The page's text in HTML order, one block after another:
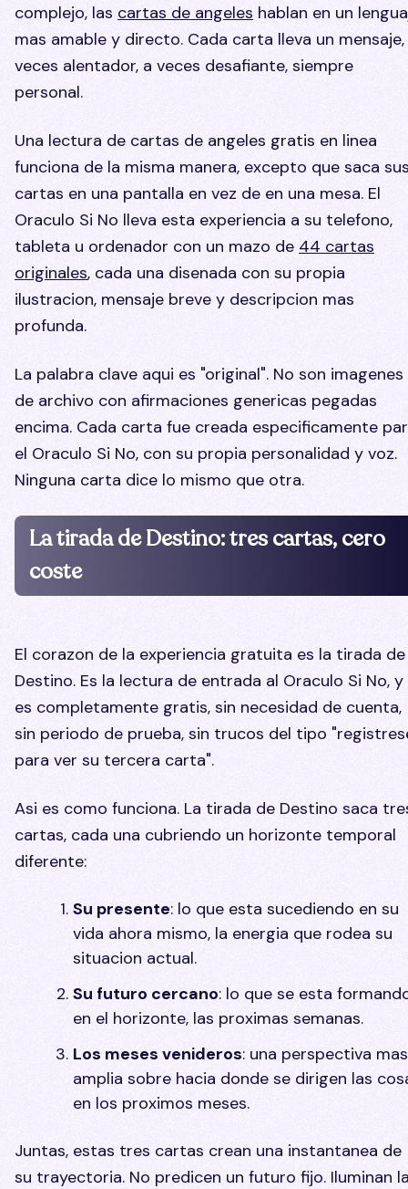
complejo, las cartas de angeles hablan en un
mas amable y directo. Cada carta lleva un mensaje,
veces alentador, a veces desafiante, siempre
personal.
Una lectura de cartas de angeles gratis en linea
funciona de la misma manera, excepto que saca
cartas en una pantalla en vez de en una mesa. El
Oraculo Si No lleva esta experiencia a su telefono,
tableta u ordenador con un mazo de 44 cartas
originales, cada una disenada con su propia
ilustracion, mensaje breve y descripcion mas
profunda.
La palabra clave aqui es "original". No son imagenes
de archivo con afirmaciones genericas pegadas
encima. Cada carta fue creada especificamente
el Oraculo Si No, con su propia personalidad y voz.
Ninguna carta dice lo mismo que otra.
La tirada de Destino: tres cartas, cero
coste
El corazon de la experiencia gratuita es la tirada de
Destino. Es la lectura de entrada al Oraculo Si No, y
es completamente gratis, sin necesidad de cuenta,
sin periodo de prueba, sin trucos del tipo
para ver su tercera carta".
Asi es como funciona. La tirada de Destino saca
cartas, cada una cubriendo un horizonte temporal
diferente:
Su presente: lo que esta sucediendo en su
vida ahora mismo, la energia que rodea su
situacion actual.
Su futuro cercano: lo que se esta
en el horizonte, las proximas semanas.
Los meses venideros: una perspectiva mas
amplia sobre hacia donde se dirigen las
en los proximos meses.
Juntas, estas tres cartas crean una instantanea de
su trayectoria. No predicen un futuro fijo. Iluminan